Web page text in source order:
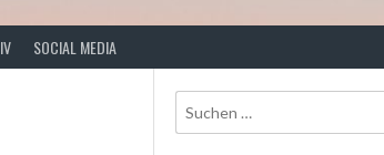
SOCIAL MEDIA